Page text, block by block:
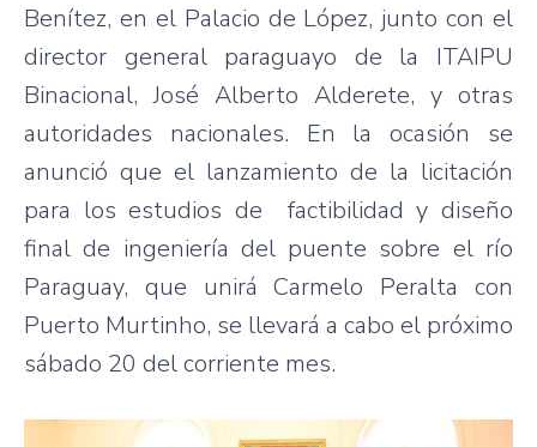
Benítez, en el Palacio de López, junto con el
director general paraguayo de la ITAIPU
Binacional, José Alberto Alderete, y otras
autoridades nacionales. En la ocasión se
anunció que el lanzamiento de la licitación
para los estudios de factibilidad y diseño
final de ingeniería del puente sobre el río
Paraguay, que unirá Carmelo Peralta con
Puerto Murtinho, se llevará a cabo el próximo
sábado 20 del corriente mes.